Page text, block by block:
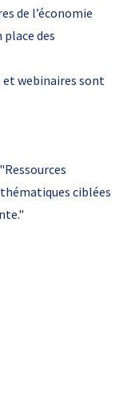
de l’économie
des
et webinaires sont
ciblées